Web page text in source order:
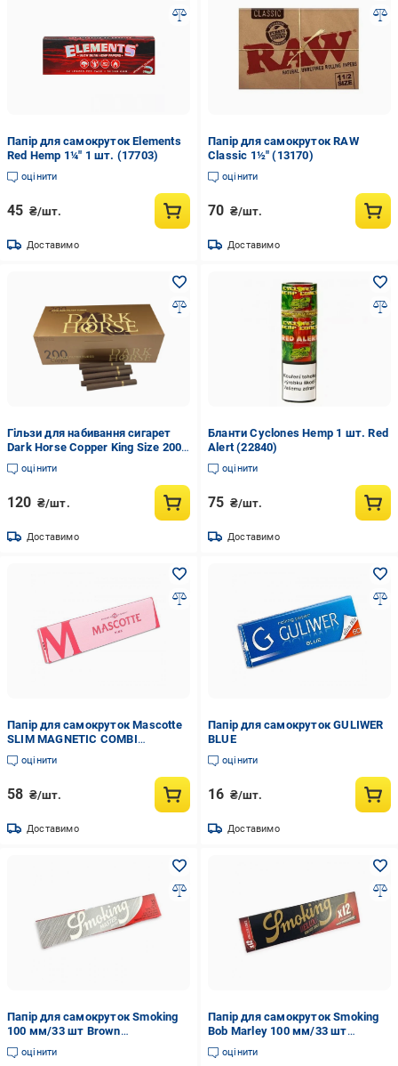
Папір для самокруток Elements
Red Hemp 1¼" 1 шт. (17703)
оцінити
45 ₴/шт.
Доставимо
Папір для самокруток RAW
Classic 1½" (13170)
оцінити
70 ₴/шт.
Доставимо
Гільзи для набивання сигарет
Dark Horse Copper King Size 200
шт. Коричневий (23068)
оцінити
120 ₴/шт.
Доставимо
Бланти Cyclones Hemp 1 шт. Red
Alert (22840)
оцінити
75 ₴/шт.
Доставимо
Папір для самокруток Mascotte
SLIM MAGNETIC COMBI
PACK&TIPS 110 мм
оцінити
58 ₴/шт.
Доставимо
Папір для самокруток GULIWER
BLUE
оцінити
16 ₴/шт.
Доставимо
Папір для самокруток Smoking
100 мм/33 шт Brown
(2355512640)
оцінити
Папір для самокруток Smoking
Bob Marley 100 мм/33 шт
(2355514430)
оцінити